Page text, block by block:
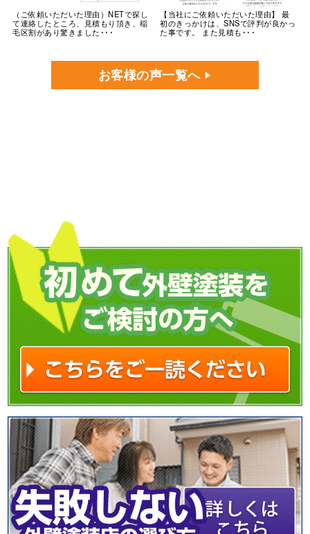
（ご依頼いただいた理由）NETで探し
て連絡したところ、見積もり頂き、稲
毛区割があり驚きました･･･
【当社にご依頼いただいた理由】 最
初のきっかけは、SNSで評判が良かっ
た事です。 また見積も･･･
お客様の声一覧へ